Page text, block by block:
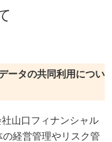
ータの共同利用につい
山口フィナンシャル
経営管理やリスク管